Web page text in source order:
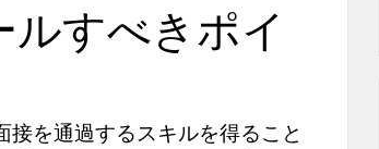
すべきポイ
を通過するスキルを得ること